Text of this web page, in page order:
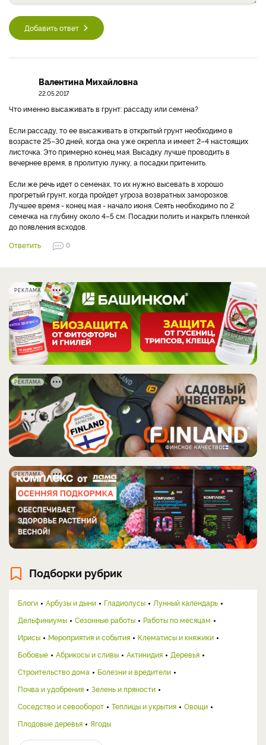
Добавить ответ
Валентина Михайловна
22.05.2017
Что именно высаживать в грунт: рассаду или семена?
Если рассаду, то ее высаживать в открытый грунт необходимо в
возрасте 25–30 дней, когда она уже окрепла и имеет 2–4 настоящих
листочка. Это примерно конец мая. Высадку лучше проводить в
вечернее время, в пролитую лунку, а посадки притенить.
Если же речь идет о семенах, то их нужно высевать в хорошо
прогретый грунт, когда пройдет угроза возвратных заморозков.
Лучшее время - конец мая - начало июня. Сеять необходимо по 2
семечка на глубину около 4–5 см. Посадки полить и накрыть пленкой
до появления всходов.
Ответить
0
РЕКЛАМА
РЕКЛАМА
РЕКЛАМА
Подборки рубрик
Блоги Арбузы и дыни Гладиолусы
Лунный календарь
Дельфиниумы
Сезонные работы
Работы по месяцам
Ирисы
Мероприятия и события
Клематисы и княжики
Бобовые
Абрикосы и сливы Актинидия
Деревья
Строительство дома
Болезни и вредители
Почва и удобрения
Зелень и пряности
Соседство и севооборот
Теплицы и укрытия
Овощи
Плодовые деревья
Ягоды